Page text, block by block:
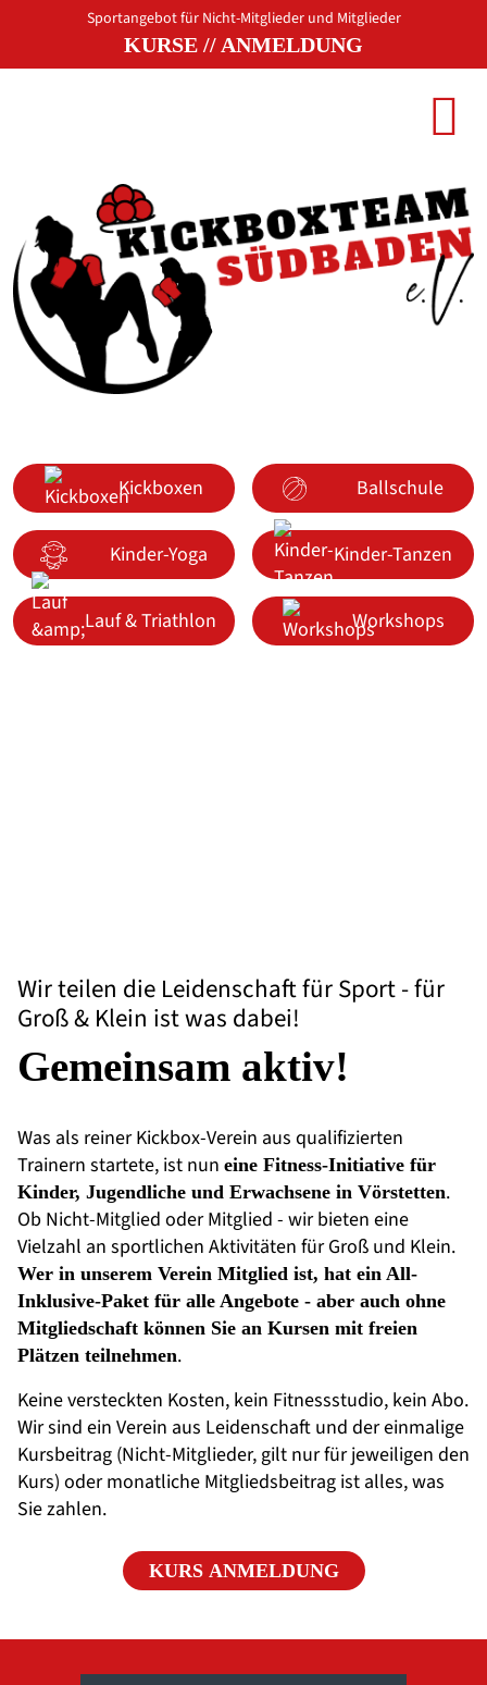
Sportangebot für Nicht-Mitglieder und Mitglieder
KURSE // ANMELDUNG
Kickboxen Ballschule
Kinder-Yoga Kinder-Tanzen
Lauf & Triathlon Workshops
Wir teilen die Leidenschaft für Sport - für
Groß & Klein ist was dabei!
Gemeinsam aktiv!
Was als reiner Kickbox-Verein aus qualifizierten
Trainern startete, ist nun eine Fitness-Initiative für
Kinder, Jugendliche und Erwachsene in Vörstetten.
Ob Nicht-Mitglied oder Mitglied - wir bieten eine
Vielzahl an sportlichen Aktivitäten für Groß und Klein.
Wer in unserem Verein Mitglied ist, hat ein All-
Inklusive-Paket für alle Angebote - aber auch ohne
Mitgliedschaft können Sie an Kursen mit freien
Plätzen teilnehmen.
Keine versteckten Kosten, kein Fitnessstudio, kein Abo.
Wir sind ein Verein aus Leidenschaft und der einmalige
Kursbeitrag (Nicht-Mitglieder, gilt nur für jeweiligen den
Kurs) oder monatliche Mitgliedsbeitrag ist alles, was
Sie zahlen.
KURS ANMELDUNG